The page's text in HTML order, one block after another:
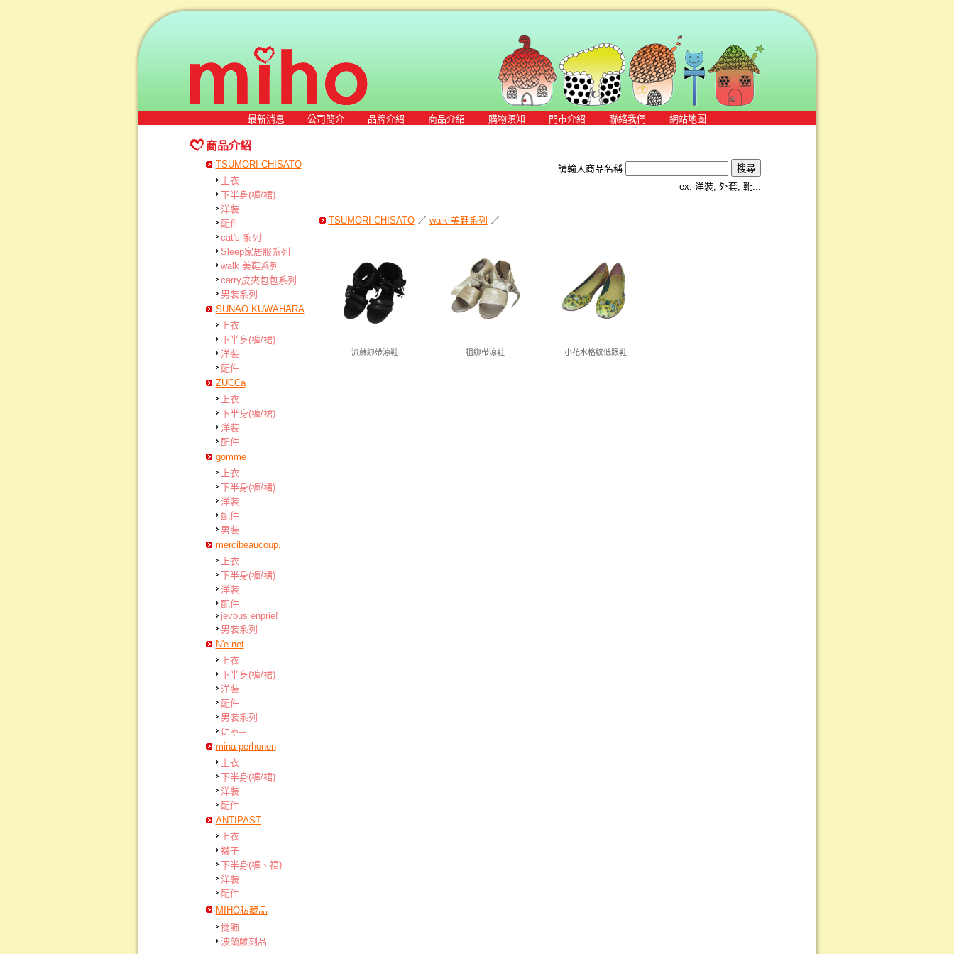
最新消息 公司簡介 品牌介紹 商品介紹 購物須知 門市介紹 聯絡我們 網站地圖
商品介紹
TSUMORI CHISATO
上衣
下半身(褲/裙)
洋裝
配件
cat's 系列
Sleep家居服系列
walk 美鞋系列
carry皮夾包包系列
男裝系列
SUNAO KUWAHARA
上衣
下半身(褲/裙)
洋裝
配件
ZUCCa
上衣
下半身(褲/裙)
洋裝
配件
gomme
上衣
下半身(褲/裙)
洋裝
配件
男裝
mercibeaucoup,
上衣
下半身(褲/裙)
洋裝
配件
jevous enprie!
男裝系列
N'e-net
上衣
下半身(褲/裙)
洋裝
配件
男裝系列
にゃ─
mina perhonen
上衣
下半身(褲/裙)
洋裝
配件
ANTIPAST
上衣
襪子
下半身(褲、裙)
洋裝
配件
MIHO私藏品
擺飾
波蘭雕刻品
請輸入商品名稱
ex: 洋裝, 外套, 靴...
TSUMORI CHISATO／ walk 美鞋系列 ／
流蘇綁帶涼鞋 粗綁帶涼鞋 小花水格紋低跟鞋